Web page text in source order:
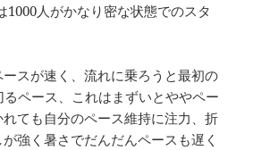
1000人がかなり密な状態でのスタ
スが速く、流れに乗ろうと最初の
ペース、これはまずいとややペー
ても自分のペース維持に注力、折
強く暑さでだんだんペースも遅く